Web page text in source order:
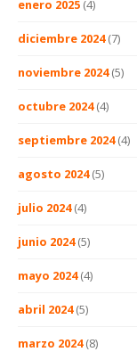
enero 2025 (4)
diciembre 2024(7)
noviembre 2024(5)
octubre 2024(4)
septiembre 2024(4)
agosto 2024(5)
julio 2024(4)
junio 2024(5)
mayo 2024(4)
abril 2024(5)
marzo 2024(8)